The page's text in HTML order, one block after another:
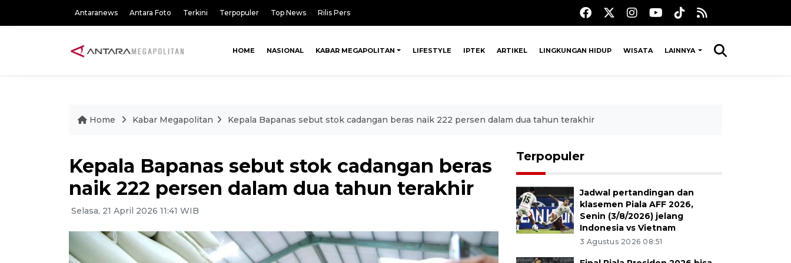
Antaranews Antara Foto Terkini Terpopuler Top News Rilis Pers
HOME NASIONAL KABAR MEGAPOLITAN LIFESTYLE IPTEK ARTIKEL LINGKUNGAN HIDUP WISATA LAINNYA
Home Kabar Megapolitan Kepala Bapanas sebut stok cadangan beras naik 222 persen dalam dua tahun terakhir
Kepala Bapanas sebut stok cadangan beras
naik 222 persen dalam dua tahun terakhir
Selasa, 21 April 2026 11:41 WIB
Terpopuler
Jadwal pertandingan dan
klasemen Piala AFF 2026,
Senin (3/8/2026) jelang
Indonesia vs Vietnam
3 Agustus 2026 08:51